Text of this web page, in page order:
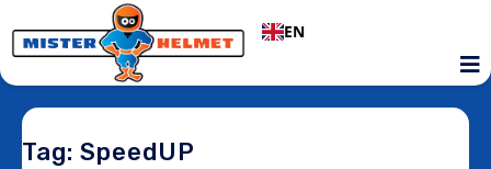
EN
Tag: SpeedUP